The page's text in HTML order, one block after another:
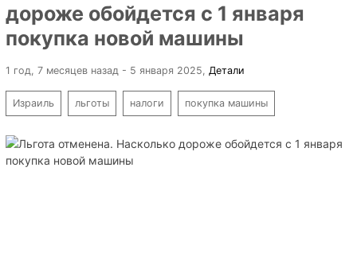
дороже обойдется с 1 января
покупка новой машины
1 год, 7 месяцев назад - 5 января 2025 Детали
Израиль льготы налоги покупка машины